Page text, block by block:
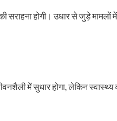
होगी। उधार से जुड़े मामलों
में सुधार होगा, लेकिन